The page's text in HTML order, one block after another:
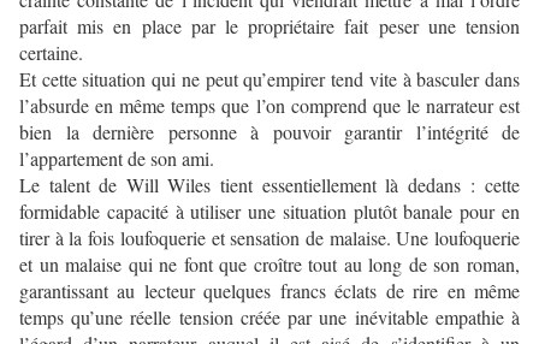
parfait mis en place par le propriétaire fait peser une tension
certaine.
Et cette situation qui ne peut qu’empirer tend vite à basculer dans
l’absurde en même temps que l’on comprend que le narrateur est
bien la dernière personne à pouvoir garantir l’intégrité de
l’appartement de son ami.
Le talent de Will Wiles tient essentiellement là dedans : cette
formidable capacité à utiliser une situation plutôt banale pour en
tirer à la fois loufoquerie et sensation de malaise. Une loufoquerie
et un malaise qui ne font que croître tout au long de son roman,
garantissant au lecteur quelques francs éclats de rire en même
temps qu’une réelle tension créée par une inévitable empathie à